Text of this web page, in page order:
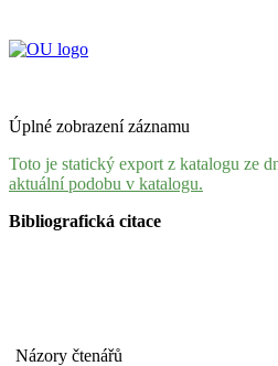
Úplné zobrazení záznamu
Toto je statický export z katalogu ze
aktuální podobu v katalogu.
Bibliografická citace
Názory čtenářů